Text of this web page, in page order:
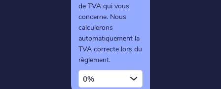
de TVA qui vous
concerne. Nous
calculerons
automatiquement la
TVA correcte lors du
règlement.
0%